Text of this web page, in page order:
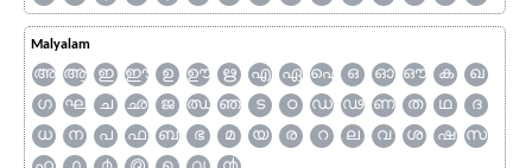
Malyalam
അ ആ ഇ ഈ ഉ ഊ ഋ എ ഏ ഐ ഒ ഓ ഔ ക
ഖ
ഗ
ഘ ച ഛ ജ ഝ ഞ ട ഠ ഡ ഢ ണ ത ഥ
ദ
ധ
ന പ ഫ ബ ഭ മ യ ര റ ല വ ശ ഷ
സ